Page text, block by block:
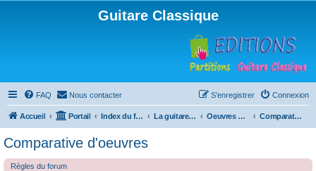
Guitare Classique
FAQ Nous contacter Connexion
S’enregistrer
Accueil Portail Index du forum La guitare : instrument, cours et théorie Oeuvres à la loupe Comparative d'oeuvres
Comparative d'oeuvres
Règles du forum